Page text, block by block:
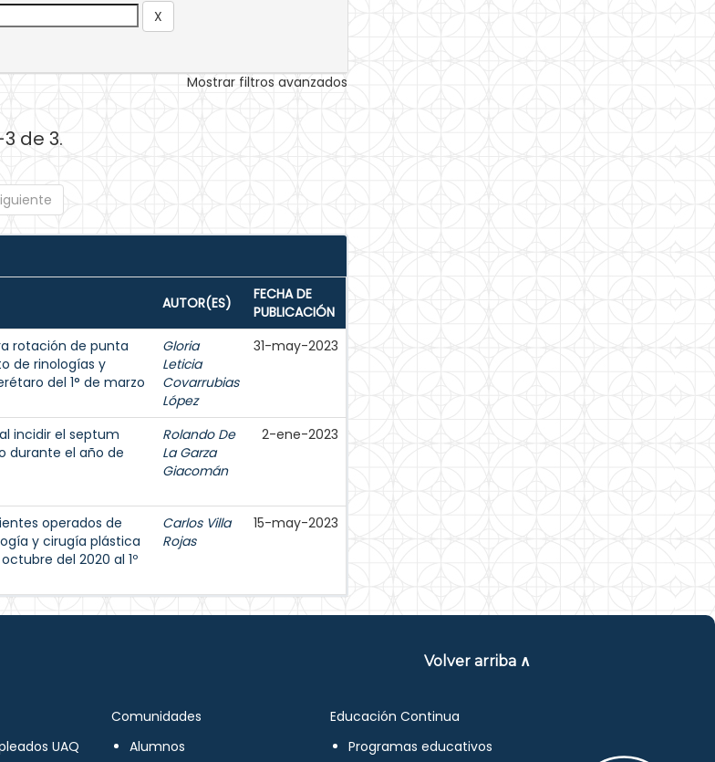
Mostrar filtros avanzados
de 3.
AUTOR(ES)
FECHA DE
PUBLICACIÓN
rotación de punta
de rinologías y
del 1° de marzo
Gloria
Leticia
Covarrubias
López
31-may-2023
incidir el septum
durante el año de
Rolando De
La Garza
Giacomán
2-ene-2023
operados de
y cirugía plástica
del 2020 al 1º
Carlos Villa
Rojas
15-may-2023
Volver arriba ∧
UAQ
Comunidades
Alumnos
Educación Continua
Programas educativos